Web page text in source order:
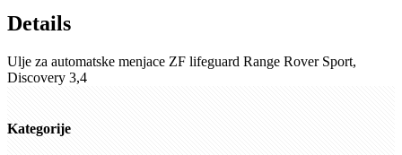
Details
Ulje za automatske menjace ZF lifeguard Range Rover Sport,
Discovery 3,4
Kategorije